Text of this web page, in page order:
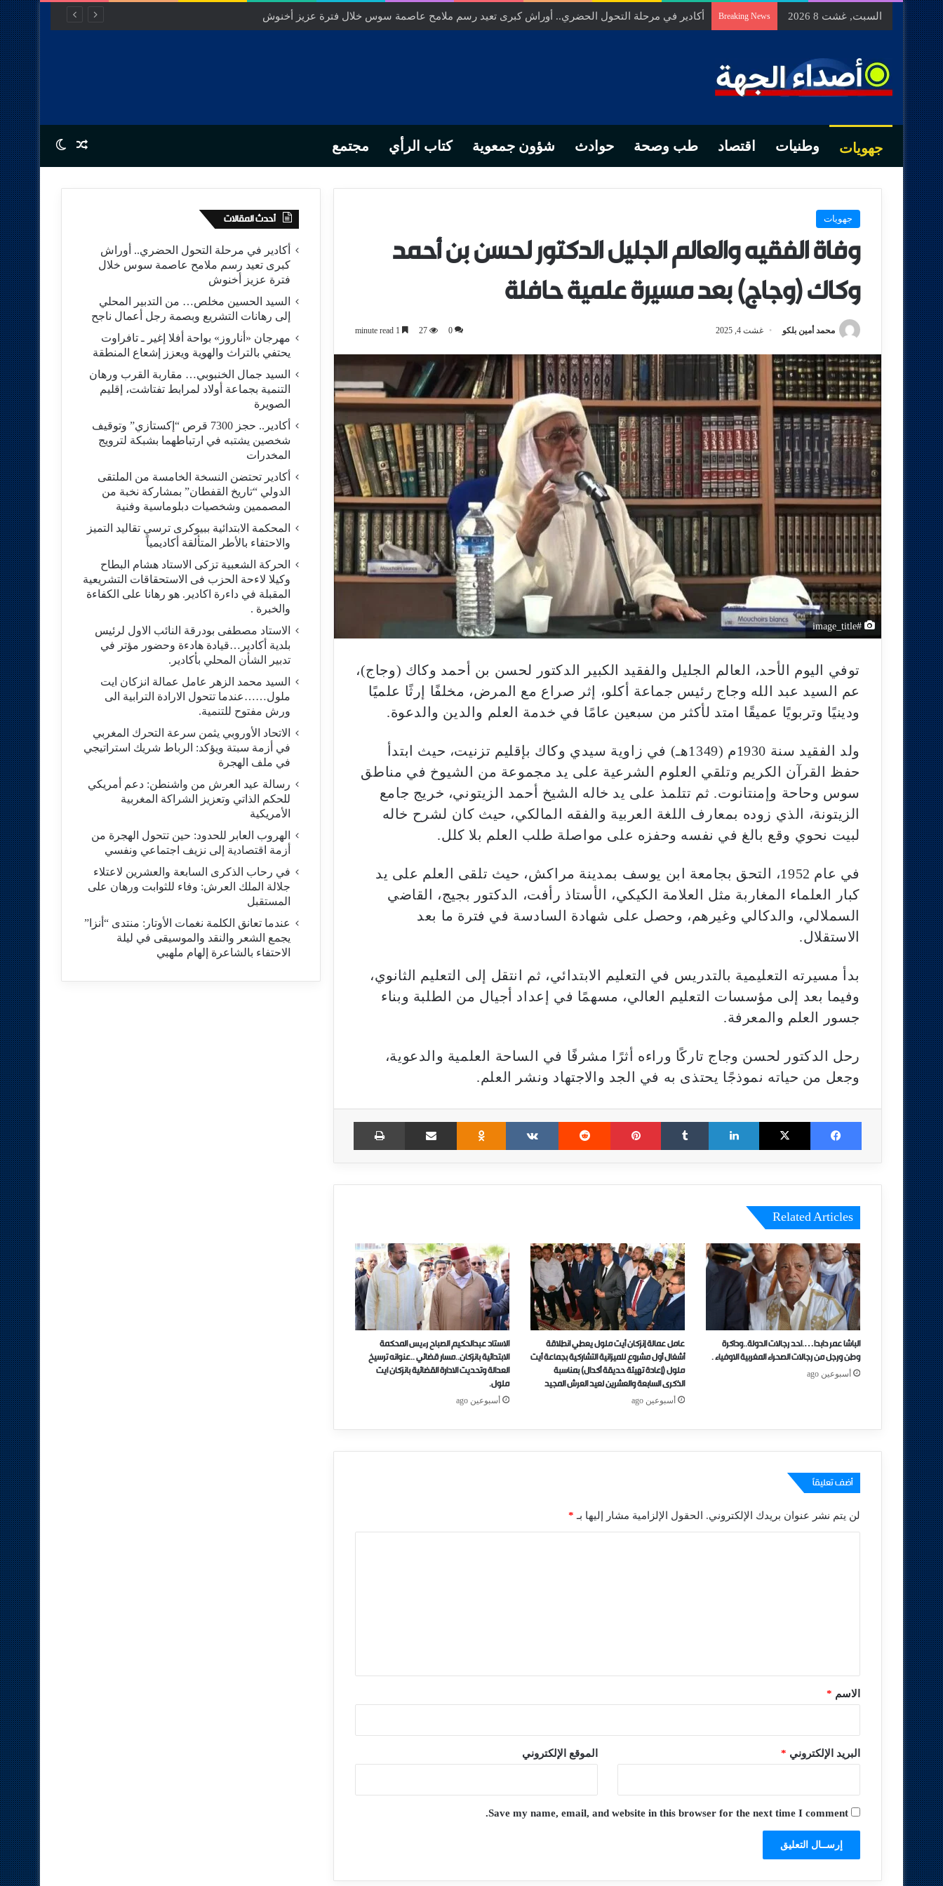
السبت, غشت 8 2026 Breaking News السيد الحسين مخلص… من التدبير المحلي إلى رهانات التشريع وبصمة رجل أعمال ناجح
جهويات وطنيات اقتصاد طب وصحة حوادث شؤون جمعوية كتاب الرأي مجتمع Random Article
Switch skin
جهويات
وفاة الفقيه والعالم الجليل الدكتور لحسن بن أحمد
وكاك (وجاج) بعد مسيرة علمية حافلة
محمد أمين بلكو غشت 4, 2025 0
27
#image_title
توفي اليوم الأحد، العالم الجليل والفقيد الكبير الدكتور لحسن بن أحمد وكاك (وجاج)،
عم السيد عبد الله وجاج رئيس جماعة أكلو، إثر صراع مع المرض، مخلفًا إرثًا علميًا
ودينيًا وتربويًا عميقًا امتد لأكثر من سبعين عامًا في خدمة العلم والدين والدعوة.
ولد الفقيد سنة 1930م (1349هـ) في زاوية سيدي وكاك بإقليم تزنيت، حيث ابتدأ
حفظ القرآن الكريم وتلقي العلوم الشرعية على يد مجموعة من الشيوخ في مناطق
سوس وحاحة وإمنتانوت. ثم تتلمذ على يد خاله الشيخ أحمد الزيتوني، خريج جامع
الزيتونة، الذي زوده بمعارف اللغة العربية والفقه المالكي، حيث كان لشرح خاله
لبيت نحوي وقع بالغ في نفسه وحفزه على مواصلة طلب العلم بلا كلل.
في عام 1952، التحق بجامعة ابن يوسف بمدينة مراكش، حيث تلقى العلم على يد
كبار العلماء المغاربة مثل العلامة الكيكي، الأستاذ رأفت، الدكتور بجيج، القاضي
السملالي، والدكالي وغيرهم، وحصل على شهادة السادسة في فترة ما بعد
الاستقلال.
بدأ مسيرته التعليمية بالتدريس في التعليم الابتدائي، ثم انتقل إلى التعليم الثانوي،
وفيما بعد إلى مؤسسات التعليم العالي، مسهمًا في إعداد أجيال من الطلبة وبناء
جسور العلم والمعرفة.
رحل الدكتور لحسن وجاج تاركًا وراءه أثرًا مشرفًا في الساحة العلمية والدعوية،
وجعل من حياته نموذجًا يحتذى به في الجد والاجتهاد ونشر العلم.
Facebook
X
LinkedIn
Tumblr
Pinterest
Reddit
VKontakte
Odnoklassniki
Share via Email
Print
Related Articles
الباشا عمر دابدا….احد رجالات الدولة..وداكرة
وطن ورجل من رجالات الصحراء المغربية الاوفياء .
أسبوعين ago
عامل عمالة إنزكان أيت ملول يعطي انطلاقة
أشغال أول مشروع للميزانية التشاركية بجماعة أيت
ملول (إعادة تهيئة حديقة أكدال) بمناسبة
الذكرى السابعة والعشرين لعيد العرش المجيد
أسبوعين ago
الاستاد عبدالحكيم الصباح رءيس المحكمة
الابتدائية بانزكان..مسار قضائي ..عنوانه ترسيخ
العدالة وتحديت الادارة القضائية بانزكان ايت
ملول.
أسبوعين ago
أضف تعليقاً
لن يتم نشر عنوان بريدك الإلكتروني. الحقول الإلزامية مشار إليها بـ *
*الاسم *
البريد الإلكتروني * الموقع الإلكتروني
Save my name, email, and website in this browser for the next time I comment.
أحدث المقالات
أكادير في مرحلة التحول الحضري.. أوراش
كبرى تعيد رسم ملامح عاصمة سوس خلال
فترة عزيز أخنوش
السيد الحسين مخلص… من التدبير المحلي
إلى رهانات التشريع وبصمة رجل أعمال ناجح
مهرجان «أناروز» بواحة أفلا إغير ـ تافراوت
يحتفي بالتراث والهوية ويعزز إشعاع المنطقة
السيد جمال الخنبوبي… مقاربة القرب ورهان
التنمية بجماعة أولاد لمرابط تفتاشت، إقليم
الصويرة
أكادير.. حجز 7300 قرص “إكستازي” وتوقيف
شخصين يشتبه في ارتباطهما بشبكة لترويج
المخدرات
أكادير تحتضن النسخة الخامسة من الملتقى
الدولي “تاريخ القفطان” بمشاركة نخبة من
المصممين وشخصيات دبلوماسية وفنية
المحكمة الابتدائية ببيوكرى ترسي تقاليد التميز
والاحتفاء بالأطر المتألقة أكاديمياً
الحركة الشعبية تزكى الاستاد هشام البطاح
وكيلا لاءحة الحزب فى الاستحقاقات التشريعية
المقبلة في داءرة اكادير. هو رهانا على الكفاءة
والخبرة .
الاستاد مصطفى بودرقة النائب الاول لرئيس
بلدية أكادير…قيادة هادءة وحضور مؤتر في
تدبير الشأن المحلي بأكادير.
السيد محمد الزهر عامل عمالة انزكان ايت
ملول……عندما تتحول الارادة الترابية الى
ورش مفتوح للتنمية.
الاتحاد الأوروبي يثمن سرعة التحرك المغربي
في أزمة سبتة ويؤكد: الرباط شريك استراتيجي
في ملف الهجرة
رسالة عيد العرش من واشنطن: دعم أمريكي
للحكم الذاتي وتعزيز الشراكة المغربية
الأمريكية
​الهروب العابر للحدود: حين تتحول الهجرة من
أزمة اقتصادية إلى نزيف اجتماعي ونفسي
في رحاب الذكرى السابعة والعشرين لاعتلاء
جلالة الملك العرش: وفاء للثوابت ورهان على
المستقبل
​عندما تعانق الكلمة نغمات الأوتار: منتدى “أنزا”
يجمع الشعر والنقد والموسيقى في ليلة
الاحتفاء بالشاعرة إلهام ملهبي